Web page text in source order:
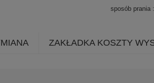
sposób prania
ZAKŁADKA KOSZTY